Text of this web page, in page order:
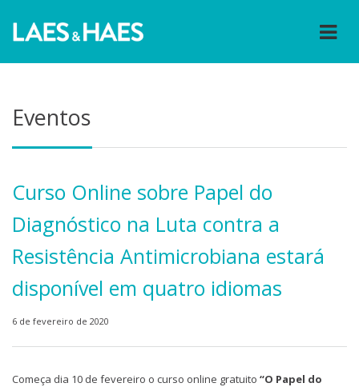
Eventos
Curso Online sobre Papel do
Diagnóstico na Luta contra a
Resistência Antimicrobiana estará
disponível em quatro idiomas
6 de fevereiro de 2020
Começa dia 10 de fevereiro o curso online gratuito “O Papel do